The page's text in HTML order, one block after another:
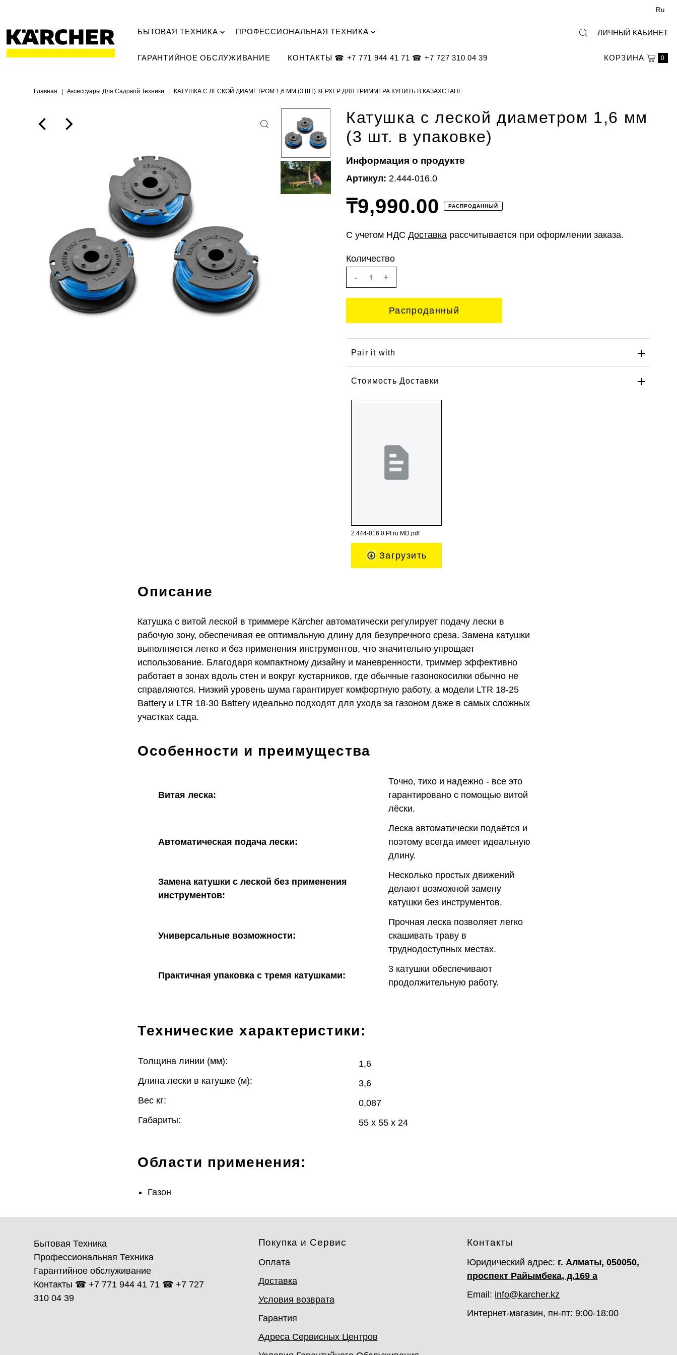
Ru
БЫТОВАЯ ТЕХНИКА ПРОФЕССИОНАЛЬНАЯ ТЕХНИКА
ГАРАНТИЙНОЕ ОБСЛУЖИВАНИЕ КОНТАКТЫ ☎ +7 771 944 41 71 ☎ +7 727 310 04 39
ЛИЧНЫЙ КАБИНЕТ
КОРЗИНА 0
Главная | Аксессуары Для Садовой Техники | КАТУШКА С ЛЕСКОЙ ДИАМЕТРОМ 1,6 ММ (3 ШТ) КЕРХЕР ДЛЯ ТРИММЕРА КУПИТЬ В КАЗАХСТАНЕ
Катушка с леской диаметром 1,6 мм
(3 шт. в упаковке)
Информация о продукте
Артикул: 2.444-016.0
₸9,990.00 РАСПРОДАННЫЙ
С учетом НДС Доставкарассчитывается при оформлении заказа.
Количество
-
+
Pair it with
Стоимость Доставки
2.444-016.0 PI ru MD.pdf
Загрузить
Описание
Катушка с витой леской в триммере Kärcher автоматически регулирует подачу лески в
рабочую зону, обеспечивая ее оптимальную длину для безупречного среза. Замена катушки
выполняется легко и без применения инструментов, что значительно упрощает
использование. Благодаря компактному дизайну и маневренности, триммер эффективно
работает в зонах вдоль стен и вокруг кустарников, где обычные газонокосилки обычно не
справляются. Низкий уровень шума гарантирует комфортную работу, а модели LTR 18-25
Battery и LTR 18-30 Battery идеально подходят для ухода за газоном даже в самых сложных
участках сада.
Особенности и преимущества
Витая леска:
Точно, тихо и надежно - все это
гарантировано с помощью витой
лёски.
Автоматическая подача лески:
Леска автоматически подаётся и
поэтому всегда имеет идеальную
длину.
Замена катушки с леской без применения
инструментов:
Несколько простых движений
делают возможной замену
катушки без инструментов.
Универсальные возможности:
Прочная леска позволяет легко
скашивать траву в
труднодоступных местах.
Практичная упаковка с тремя катушками:
3 катушки обеспечивают
продолжительную работу.
Технические характеристики:
Толщина линии (мм):
1,6
Длина лески в катушке (м):
3,6
Вес кг:
0,087
Габариты:
55 x 55 x 24
Области применения:
Газон
Бытовая Техника
Профессиональная Техника
Гарантийное обслуживание
Контакты ☎ +7 771 944 41 71 ☎ +7 727
310 04 39
Покупка и Сервис
Оплата
Доставка
Условия возврата
Гарантия
Адреса Сервисных Центров
Контакты
Юридический адрес: г. Алматы, 050050,
проспект Райымбека, д.169 а
Email: info@karcher.kz
Интернет-магазин, пн-пт: 9:00-18:00